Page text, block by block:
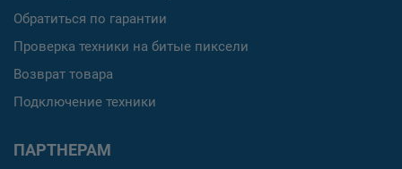
Обратиться по гарантии
Проверка техники на битые пиксели
Возврат товара
Подключение техники
ПАРТНЕРАМ